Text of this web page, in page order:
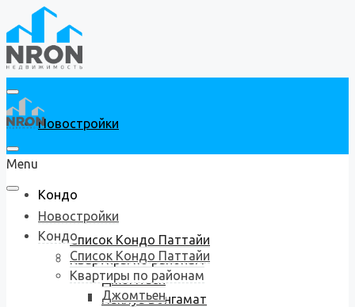
Новостройки
Кондо
Список Кондо Паттайи
Квартиры по районам
Джомтьен
Наклуа Вонгамат
Menu
Новостройки
Кондо
Список Кондо Паттайи
Квартиры по районам
Джомтьен